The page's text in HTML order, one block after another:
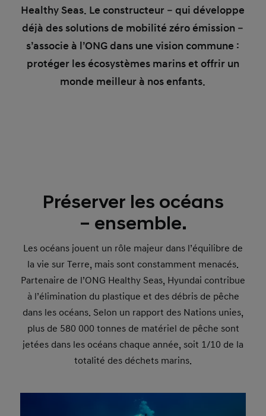
Healthy Seas. Le constructeur – qui développe
déjà des solutions de mobilité zéro émission –
s’associe à l’ONG dans une vision commune :
protéger les écosystèmes marins et offrir un
monde meilleur à nos enfants.
Préserver les océans
– ensemble.
Les océans jouent un rôle majeur dans l’équilibre de
la vie sur Terre, mais sont constamment menacés.
Partenaire de l’ONG Healthy Seas, Hyundai contribue
à l’élimination du plastique et des débris de pêche
dans les océans. Selon un rapport des Nations unies,
plus de 580 000 tonnes de matériel de pêche sont
jetées dans les océans chaque année, soit 1/10 de la
totalité des déchets marins.